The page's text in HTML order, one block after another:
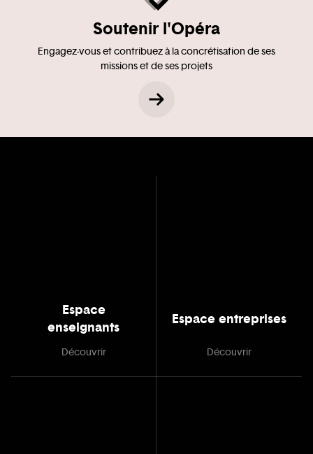
Soutenir l'Opéra
Engagez-vous et contribuez à la concrétisation de ses
missions et de ses projets
Espace
enseignants
Découvrir
Espace entreprises
Découvrir